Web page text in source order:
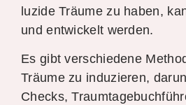
luzide Träume zu haben,
und entwickelt werden.
Es gibt verschiedene
Träume zu induzieren,
Checks,